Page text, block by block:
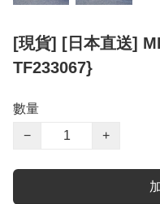
[現貨] [日本直送]
TF233067}
數量
−
+